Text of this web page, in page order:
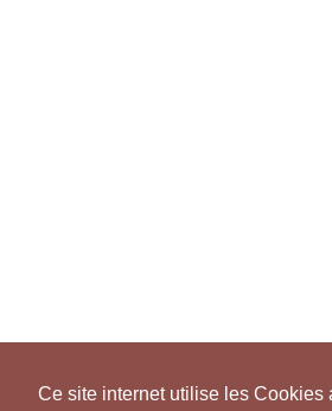
Ce site internet utilise les Cookies